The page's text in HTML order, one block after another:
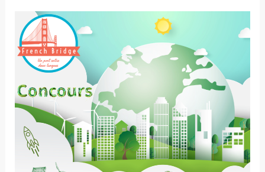
Concours
2025
« Aujourd’hui,
lundi
2054
… »